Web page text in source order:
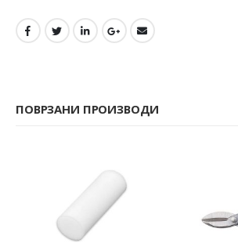
ПОВРЗАНИ ПРОИЗВОДИ